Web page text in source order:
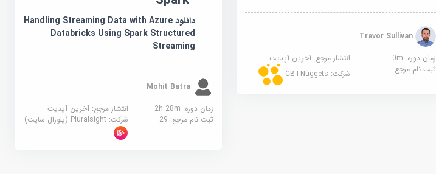
Trevor Sullivan
زمان دوره: 0m
انتشار مرجع: آخرین آپدیت
ثبت نام مرجع:- شرکت: CBTNuggets
دانلود Handling Streaming Data with Azure
Databricks Using Spark Structured
Streaming
زمان دوره: 2h 28m
انتشار مرجع:آخرین آپدیت
ثبت نام مرجع: 29 شرکت: Pluralsight (پلورال سایت)